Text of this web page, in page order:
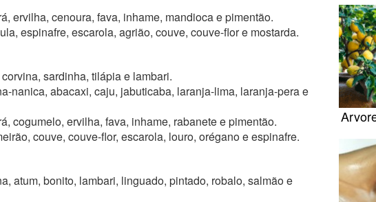
ervilha, cenoura, fava, inhame, mandioca e pimentão.
espinafre, escarola, agrião, couve, couve-flor e mostarda.
sardinha, tilápia e lambari.
nanica, abacaxi, caju, jabuticaba, laranja-lima, laranja-pera e
cogumelo, ervilha, fava, inhame, rabanete e pimentão.
couve, couve-flor, escarola, louro, orégano e espinafre.
atum, bonito, lambari, linguado, pintado, robalo, salmão e